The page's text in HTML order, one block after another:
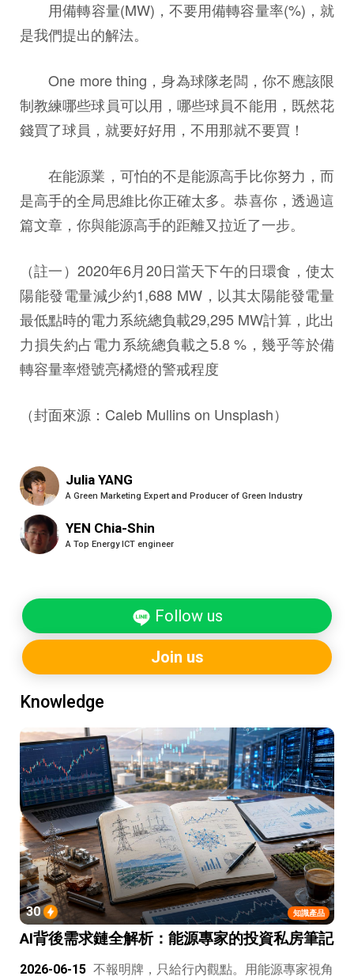
用備轉容量(MW)，不要用備轉容量率(%)，就
是我們提出的解法。
One more thing，身為球隊老闆，你不應該限
制教練哪些球員可以用，哪些球員不能用，既然花
錢買了球員，就要好好用，不用那就不要買！
在能源業，可怕的不是能源高手比你努力，而
是高手的全局思維比你正確太多。恭喜你，透過這
篇文章，你與能源高手的距離又拉近了一步。
（註一）2020年6月20日當天下午的日環食，使太
陽能發電量減少約1,688 MW，以其太陽能發電量
最低點時的電力系統總負載29,295 MW計算，此出
力損失約占電力系統總負載之5.8 %，幾乎等於備
轉容量率燈號亮橘燈的警戒程度
（封面來源：Caleb Mullins on Unsplash）
Julia YANG
A Green Marketing Expert and Producer of Green Industry
YEN Chia-Shin
A Top Energy ICT engineer
Follow us
Join us
Knowledge
知識產品
30
AI背後需求鏈全解析：能源專家的投資私房筆記
2026-06-15 不報明牌，只給行內觀點。用能源專家視角